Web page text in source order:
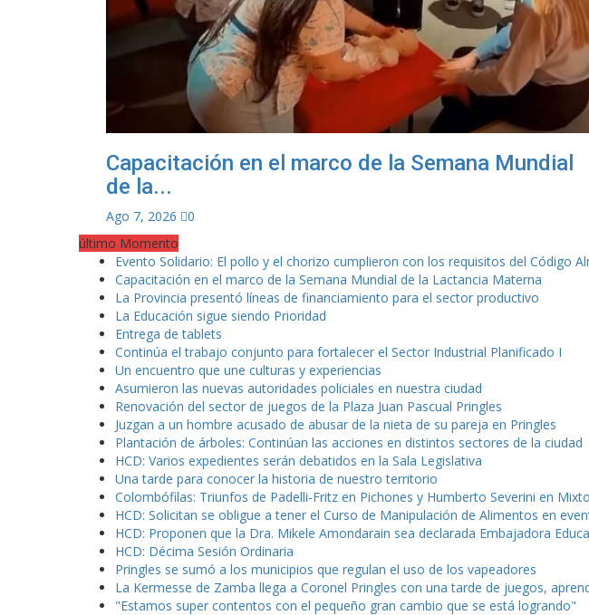
Capacitación en el marco de la Semana Mundial
de la...
Ago 7, 2026 0
último Momento
Evento Solidario: El pollo y el chorizo cumplieron con los requisitos del Código
Capacitación en el marco de la Semana Mundial de la Lactancia Materna
La Provincia presentó líneas de financiamiento para el sector productivo
La Educación sigue siendo Prioridad
Entrega de tablets
Continúa el trabajo conjunto para fortalecer el Sector Industrial Planificado I
Un encuentro que une culturas y experiencias
Asumieron las nuevas autoridades policiales en nuestra ciudad
Renovación del sector de juegos de la Plaza Juan Pascual Pringles
Juzgan a un hombre acusado de abusar de la nieta de su pareja en Pringles
Plantación de árboles: Continúan las acciones en distintos sectores de la ciudad
HCD: Varios expedientes serán debatidos en la Sala Legislativa
Una tarde para conocer la historia de nuestro territorio
Colombófilas: Triunfos de Padelli-Fritz en Pichones y Humberto Severini en
HCD: Solicitan se obligue a tener el Curso de Manipulación de Alimentos en
HCD: Proponen que la Dra. Mikele Amondarain sea declarada Embajadora
HCD: Décima Sesión Ordinaria
Pringles se sumó a los municipios que regulan el uso de los vapeadores
La Kermesse de Zamba llega a Coronel Pringles con una tarde de juegos,
"Estamos super contentos con el pequeño gran cambio que se está logrando"